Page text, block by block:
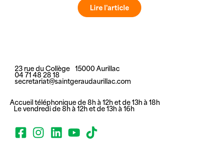
Lire l'article
23 rue du Collège 15000 Aurillac
04 71 48 28 18
secretariat@saintgeraudaurillac.com
Accueil téléphonique de 8h à 12h et de 13h à 18h
Le vendredi de 8h à 12h et de 13h à 16h